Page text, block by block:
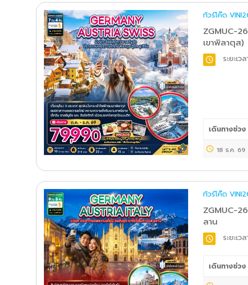
ทัวร์โค๊ด
ZGMUC-
เขาพิลาตุส)
ระยะเวล
เดินทางช่วง
18 ธ.ค. 69
ทัวร์โค๊ด
ZGMUC-
ลาน
ระยะเวล
เดินทางช่วง